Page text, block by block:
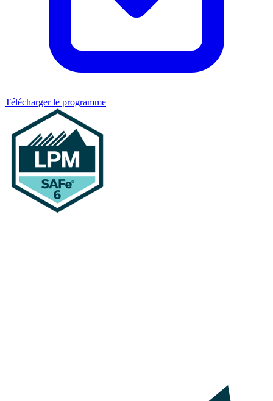
Télécharger le programme